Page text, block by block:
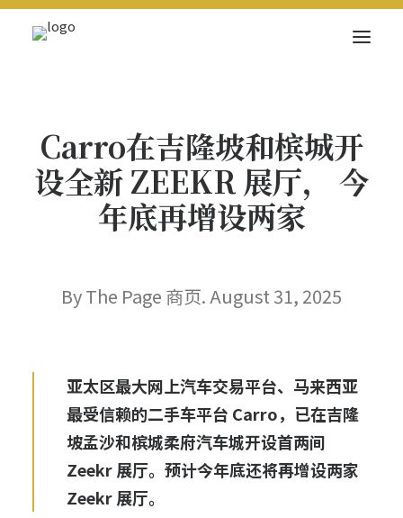
新闻内容
商页菁英
Carro在吉隆坡和槟城开
设全新 ZEEKR 展厅， 今
年底再增设两家
By The Page 商页. August 31, 2025
亚太区最大网上汽车交易平台、马来西亚
最受信赖的二手车平台 Carro，已在吉隆
坡孟沙和槟城柔府汽车城开设首两间
Zeekr 展厅。预计今年底还将再增设两家
Zeekr 展厅。